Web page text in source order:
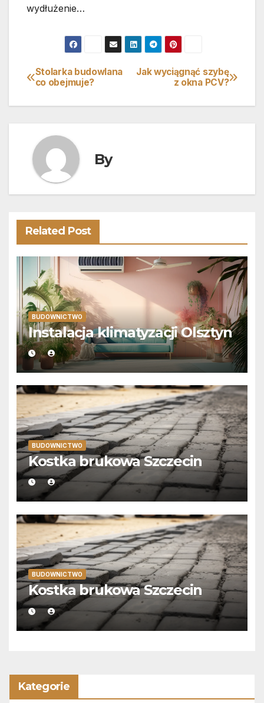
wydłużenie…
Nawigacja
wpisu
Jak wyciągnąć szybę
z okna PCV?
Stolarka budowlana
co obejmuje?
By
Related Post
BUDOWNICTWO
Instalacja klimatyzacji Olsztyn
BUDOWNICTWO
Kostka brukowa Szczecin
BUDOWNICTWO
Kostka brukowa Szczecin
Kategorie